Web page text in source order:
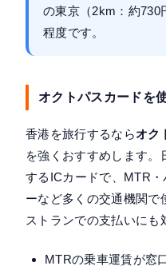
の東京（2km：約730
程度です。
オクトパスカードを
香港を旅行するならオク
を強くおすすめします。
するICカードで、MTR
ーなど多くの交通機関で
ストランでの支払いにも
MTRの乗車運賃が窓